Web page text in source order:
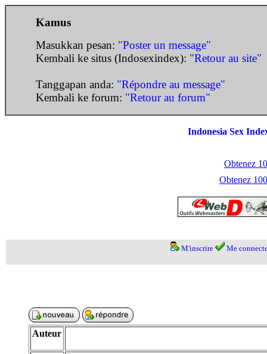
Kamus
Masukkan pesan: "Poster un message"
Kembali ke situs (Indosexindex): "Retour au site"
Tanggapan anda: "Répondre au message"
Kembali ke forum: "Retour au forum"
Indonesia Sex
Obtenez
Obtenez
M'inscrire Me
Auteur